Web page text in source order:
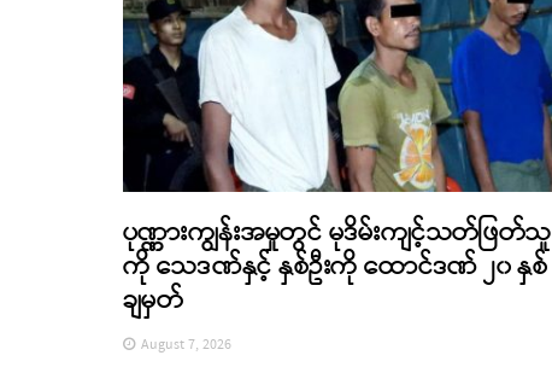
ပုဏ္ဏားကျွန်းအမှုတွင် မုဒိမ်းကျင့်သတ်ဖြတ်သူ
ကို သေဒဏ်နှင့် နှစ်ဦးကို ထောင်ဒဏ် ၂၀ နှစ်
ချမှတ်
August 7, 2026